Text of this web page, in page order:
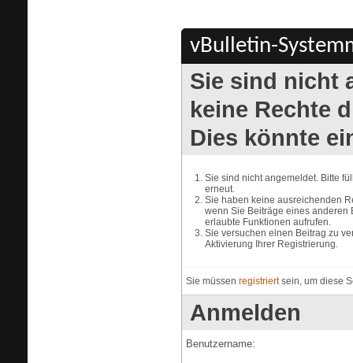
vBulletin-
Sie sind nicht
keine Rechte
Dies könnte
Sie sind nicht angemeldet. Bitte
erneut.
Sie haben keine ausreichenden
wenn Sie Beiträge eines anderen
erlaubte Funktionen aufrufen.
Sie versuchen einen Beitrag zu
Aktivierung Ihrer Registrierung.
Sie müssen registriertsein, um diese
Anmelden
Benutzername: